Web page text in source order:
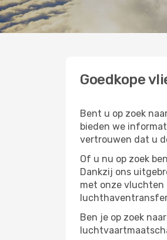
Goedkope
Bent u op zoek
bieden we
vertrouwen dat u
Of u nu op zoek
Dankzij ons
met onze vluchten
Ben je op zoek